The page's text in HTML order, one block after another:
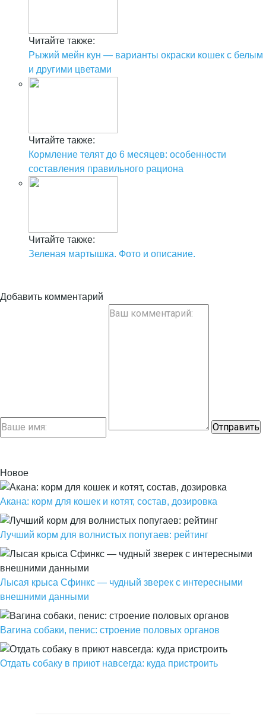
Читайте также:
Рыжий мейн кун — варианты окраски кошек с белым
и другими цветами
Читайте также:
Кормление телят до 6 месяцев: особенности
составления правильного рациона
Читайте также:
Зеленая мартышка. Фото и описание.
Добавить комментарий
Новое
Акана: корм для кошек и котят, состав, дозировка
Лучший корм для волнистых попугаев: рейтинг
Лысая крыса Сфинкс — чудный зверек с интересными
внешними данными
Вагина собаки, пенис: строение половых органов
Отдать собаку в приют навсегда: куда пристроить